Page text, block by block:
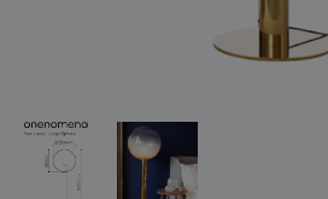
světelné konstelace